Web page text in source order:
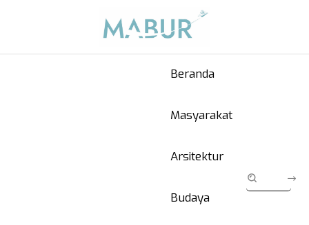
Beranda
Masyarakat
Arsitektur
Budaya